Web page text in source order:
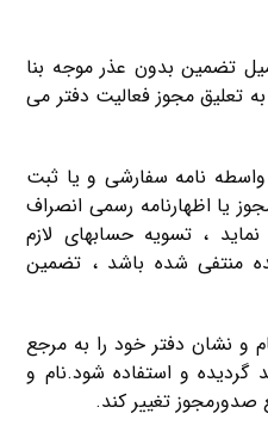
تضمین بدون عذر موجه بنا
تعلیق مجوز فعالیت دفتر می
به واسطه نامه سفارشی و یا ثبت
یا اظهارنامه رسمی انصراف
نماید ، تسویه حسابهای لازم
منتفی شده باشد ، تضمین
نام و نشان دفتر خود را به مرجع
گردیده و استفاده شود.نام و
صدورمجوز تغییر کند.